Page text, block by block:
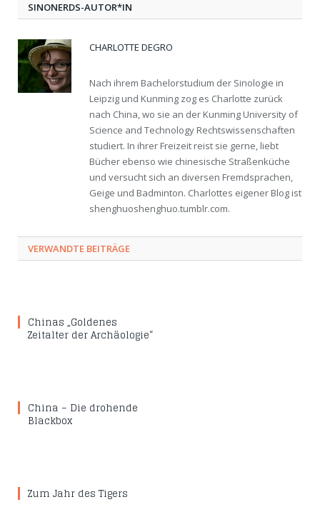
SINONERDS-AUTOR*IN
CHARLOTTE DEGRO
Nach ihrem Bachelorstudium der Sinologie in
Leipzig und Kunming zog es Charlotte zurück
nach China, wo sie an der Kunming University of
Science and Technology Rechtswissenschaften
studiert. In ihrer Freizeit reist sie gerne, liebt
Bücher ebenso wie chinesische Straßenküche
und versucht sich an diversen Fremdsprachen,
Geige und Badminton. Charlottes eigener Blog ist
shenghuoshenghuo.tumblr.com.​
VERWANDTE BEITRÄGE
Chinas „Goldenes
Zeitalter der Archäologie“
China – Die drohende
Blackbox
Zum Jahr des Tigers